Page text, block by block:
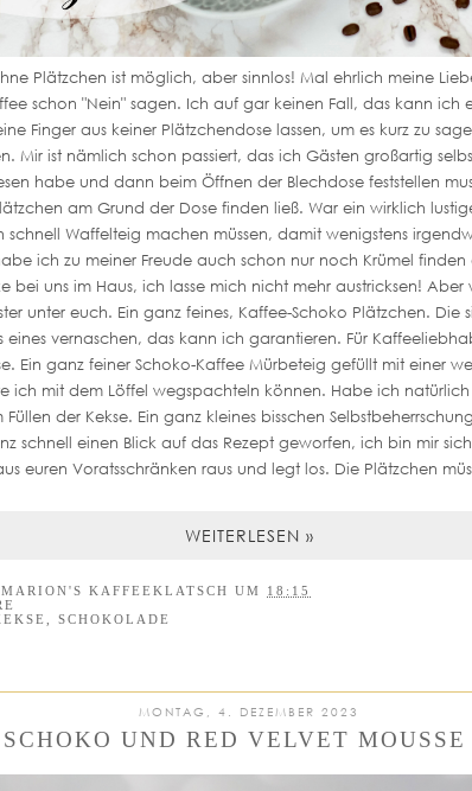
Plätzchen ist möglich, aber sinnlos! Mal ehrlich meine
schon "Nein" sagen. Ich auf gar keinen Fall, das kann ich
Finger aus keiner Plätzchendose lassen, um es kurz zu
Mir ist nämlich schon passiert, das ich Gästen großartig
habe und dann beim Öffnen der Blechdose feststellen
am Grund der Dose finden ließ. War ein wirklich
Waffelteig machen müssen, damit wenigstens
ich zu meiner Freude auch schon nur noch Krümel
bei uns im Haus, ich lasse mich nicht mehr austricksen!
unter euch. Ein ganz feines, Kaffee-Schoko Plätzchen. Die
vernaschen, das kann ich garantieren. Für
Ein ganz feiner Schoko-Kaffee Mürbeteig gefüllt mit einer
ich mit dem Löffel wegspachteln können. Habe ich
der Kekse. Ein ganz kleines bisschen
schnell einen Blick auf das Rezept geworfen, ich bin mir
euren Voratsschränken raus und legt los. Die Plätzchen
WEITERLESEN »
MARION'S KAFFEEKLATSCH UM 18:15
SCHOKOLADE
MONTAG, 4. DEZEMBER 2023
UND RED VELVET MOUSSE